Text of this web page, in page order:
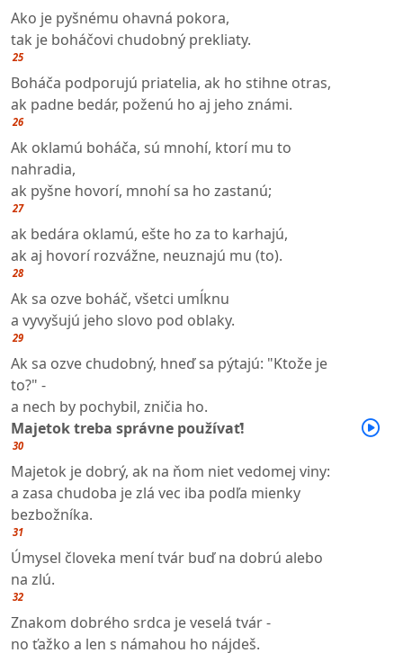
Ako je pyšnému ohavná pokora,
tak je boháčovi chudobný prekliaty.
25
Boháča podporujú priatelia, ak ho stihne otras,
ak padne bedár, poženú ho aj jeho známi.
26
Ak oklamú boháča, sú mnohí, ktorí mu to
nahradia,
ak pyšne hovorí, mnohí sa ho zastanú;
27
ak bedára oklamú, ešte ho za to karhajú,
ak aj hovorí rozvážne, neuznajú mu (to).
28
Ak sa ozve boháč, všetci umĺknu
a vyvyšujú jeho slovo pod oblaky.
29
Ak sa ozve chudobný, hneď sa pýtajú: "Ktože je
to?" -
a nech by pochybil, zničia ho.
Majetok treba správne používať!
30
Majetok je dobrý, ak na ňom niet vedomej viny:
a zasa chudoba je zlá vec iba podľa mienky
bezbožníka.
31
Úmysel človeka mení tvár buď na dobrú alebo
na zlú.
32
Znakom dobrého srdca je veselá tvár -
no ťažko a len s námahou ho nájdeš.